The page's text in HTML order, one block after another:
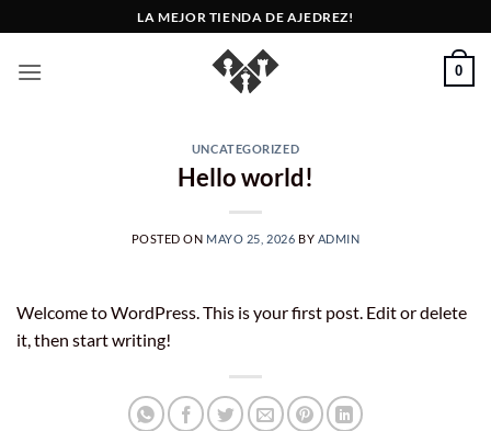
al
contenido
LA MEJOR TIENDA DE AJEDREZ!
0
UNCATEGORIZED
Hello world!
POSTED ON MAYO 25, 2026 BY ADMIN
Welcome to WordPress. This is your first post. Edit or delete
it, then start writing!